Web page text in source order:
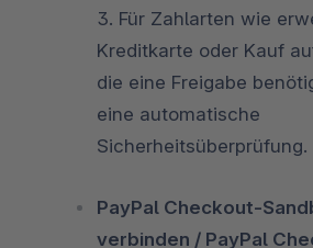
3. Für Zahlarten wie
Kreditkarte oder Kauf
die eine Freigabe
eine automatische
Sicherheitsüberprüfung.
PayPal Checkout-
verbinden / PayPal